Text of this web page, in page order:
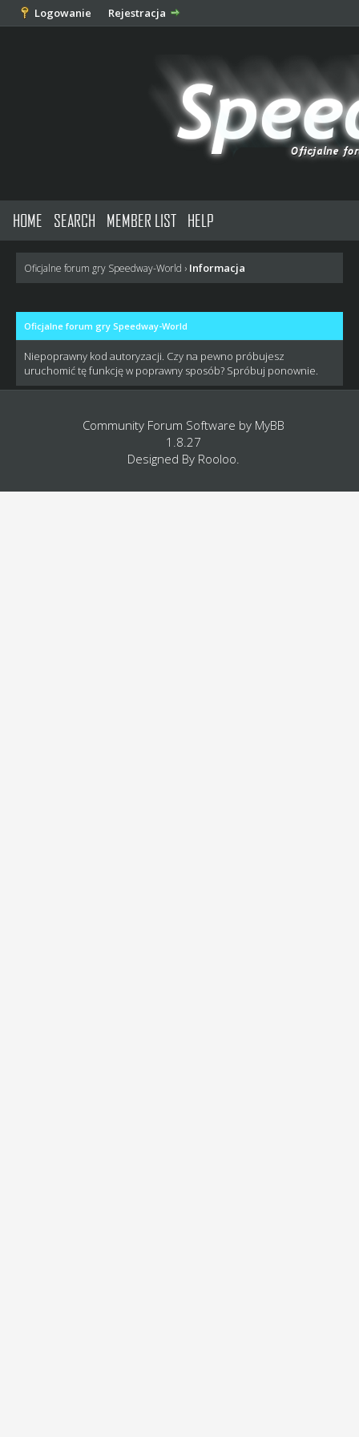
Logowanie Rejestracja
HOME SEARCH MEMBER LIST HELP
Oficjalne forum gry Speedway-World › Informacja
Oficjalne forum gry Speedway-World
Niepoprawny kod autoryzacji. Czy na pewno próbujesz
uruchomić tę funkcję w poprawny sposób? Spróbuj ponownie.
Community Forum Software by MyBB
1.8.27
Designed By Rooloo.